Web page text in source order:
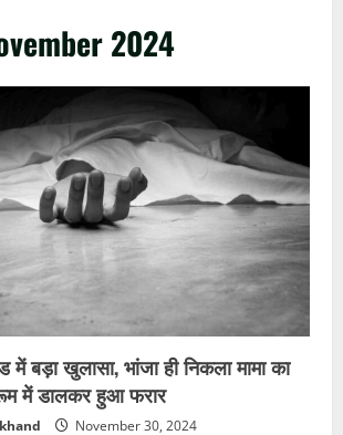
2024
में बड़ा खुलासा, भांजा ही निकला मामा का
में डालकर हुआ फरार
November 30, 2024